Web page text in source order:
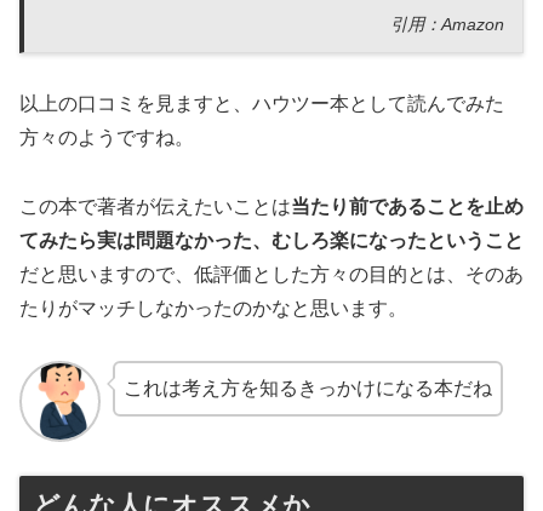
引用：Amazon
以上の口コミを見ますと、ハウツー本として読んでみた
方々のようですね。
この本で著者が伝えたいことは当たり前であることを止め
てみたら実は問題なかった、むしろ楽になったということ
だと思いますので、低評価とした方々の目的とは、そのあ
たりがマッチしなかったのかなと思います。
これは考え方を知るきっかけになる本だね